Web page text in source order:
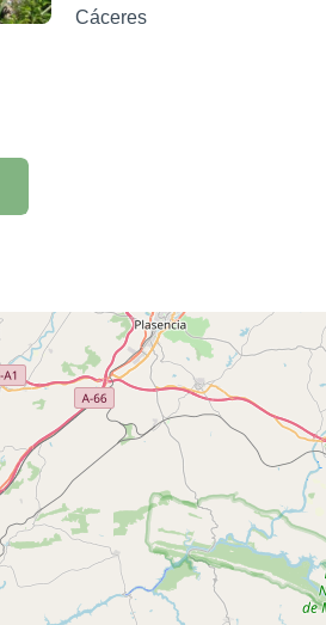
Cáceres